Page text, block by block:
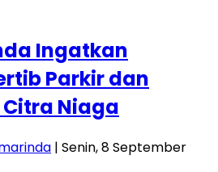
Ingatkan
Parkir dan
Niaga
| Senin, 8 September